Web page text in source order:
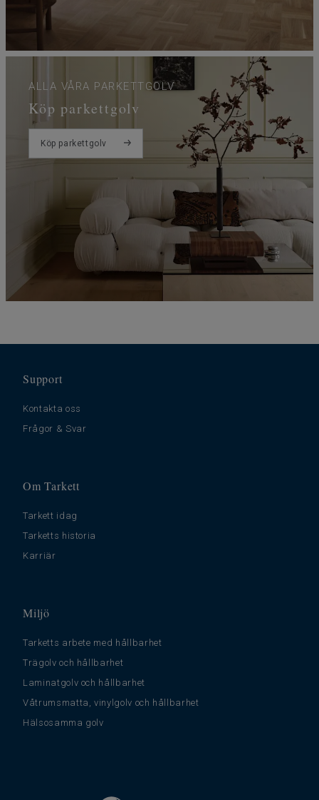
ALLA VÅRA PARKETTGOLV
Köp parkettgolv
Köp parkettgolv
Support
Kontakta oss
Frågor & Svar
Om Tarkett
Tarkett idag
Tarketts historia
Karriär
Miljö
Tarketts arbete med hållbarhet
Trägolv och hållbarhet
Laminatgolv och hållbarhet
Våtrumsmatta, vinylgolv och hållbarhet
Hälsosamma golv